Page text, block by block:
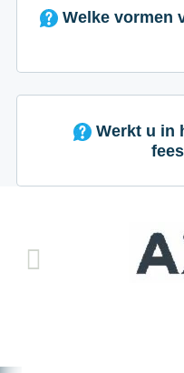
Welke vormen van betaling accepteert
Werkt u in het weekend en op